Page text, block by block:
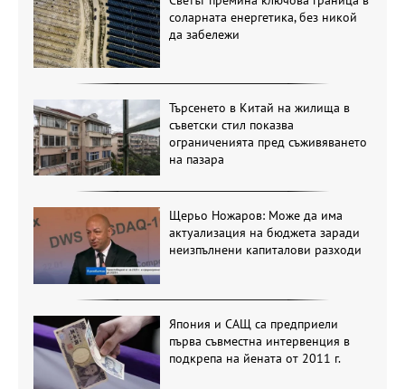
соларната енергетика, без никой
да забележи
Търсенето в Китай на жилища в
съветски стил показва
ограниченията пред съживяването
на пазара
Щерьо Ножаров: Може да има
актуализация на бюджета заради
неизпълнени капиталови разходи
Япония и САЩ са предприели
първа съвместна интервенция в
подкрепа на йената от 2011 г.